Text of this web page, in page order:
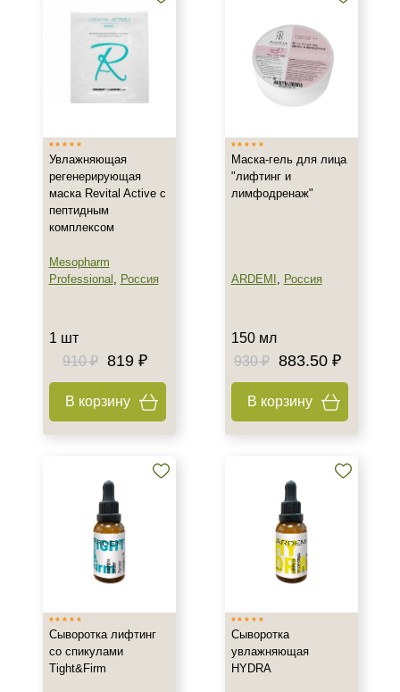
Восстановление контуров тела
Показать еще
Область применения
Брови
Веки
Объём
туба 60 шт
фл
Ингредиенты
AHA-кислоты
Увлажняющая
регенерирующая
маска Revital Active с
пептидным
комплексом
Mesopharm
Professional , Россия
1 шт
910 ₽ 819 ₽
В корзину
Маска-гель для лица
"лифтинг и
лимфодренаж"
ARDEMI , Россия
150 мл
930 ₽
883.50 ₽
В корзину
Сыворотка лифтинг
со спикулами
Tight&Firm
Сыворотка
увлажняющая
HYDRA